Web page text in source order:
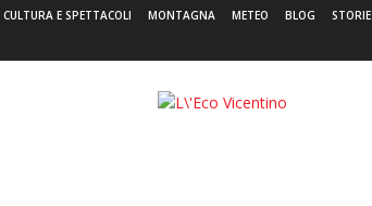
CULTURA E SPETTACOLI MONTAGNA METEO BLOG STORIE
L'Eco